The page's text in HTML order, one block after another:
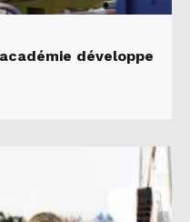
développe